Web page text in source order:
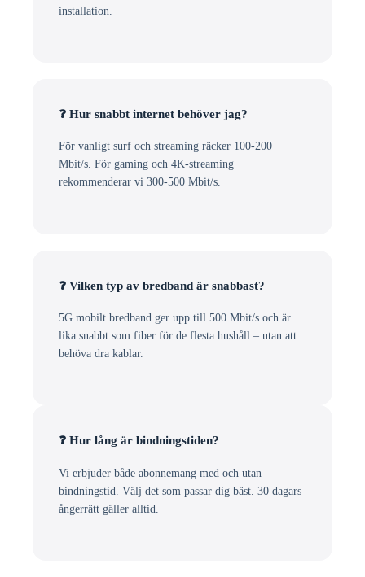
installation.
❓ Hur snabbt internet behöver jag?
För vanligt surf och streaming räcker 100-200
Mbit/s. För gaming och 4K-streaming
rekommenderar vi 300-500 Mbit/s.
❓ Vilken typ av bredband är snabbast?
5G mobilt bredband ger upp till 500 Mbit/s och är
lika snabbt som fiber för de flesta hushåll – utan att
behöva dra kablar.
❓ Hur lång är bindningstiden?
Vi erbjuder både abonnemang med och utan
bindningstid. Välj det som passar dig bäst. 30 dagars
ångerrätt gäller alltid.